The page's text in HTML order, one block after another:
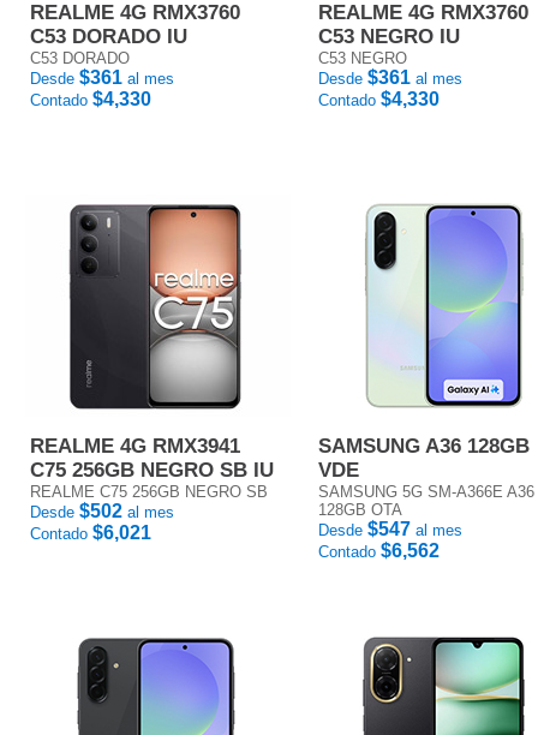
REALME 4G RMX3760
C53 DORADO IU
C53 DORADO
Desde $361 al mes
Contado $4,330
REALME 4G RMX3760
C53 NEGRO IU
C53 NEGRO
Desde $361 al mes
Contado $4,330
REALME 4G RMX3941
C75 256GB NEGRO SB IU
REALME C75 256GB NEGRO SB
Desde $502 al mes
Contado $6,021
SAMSUNG A36 128GB
VDE
SAMSUNG 5G SM-A366E A36
128GB OTA
Desde $547 al mes
Contado $6,562